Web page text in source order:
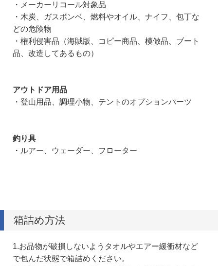
・メーカーリコール対象品
・木炭、ガスボンベ、燃料やオイル、ナイフ、包丁な
どの危険物
・権利侵害品（海賊版、コピー商品、模倣品、ブート
品、改造してあるもの）
アウトドア用品
・登山用品、調理小物、テントのオプションパーツ
釣り具
・ルアー、ウェーダー、フローター
箱詰め方法
1.お品物が破損しないようタオルやエアー緩衝材など
で包んだ状態で箱詰めください。